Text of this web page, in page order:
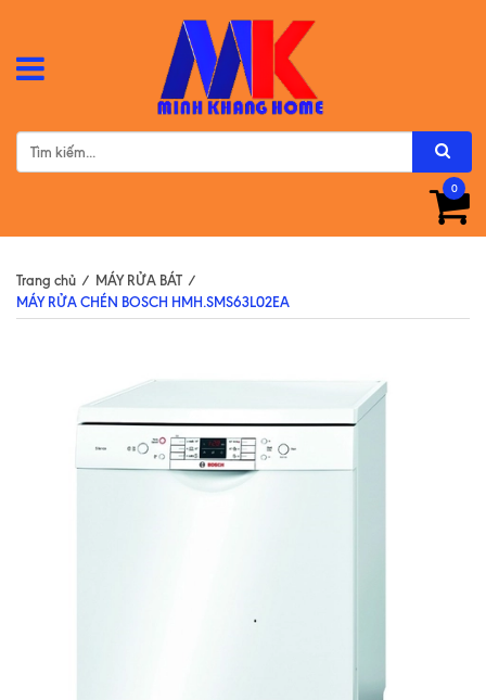
0
Trang chủ / MÁY RỬA BÁT /
MÁY RỬA CHÉN BOSCH HMH.SMS63L02EA